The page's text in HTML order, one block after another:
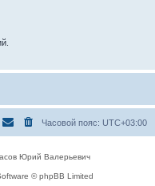
Часовой пояс: UTC+03:00
Юрий Валерьевич
© phpBB Limited